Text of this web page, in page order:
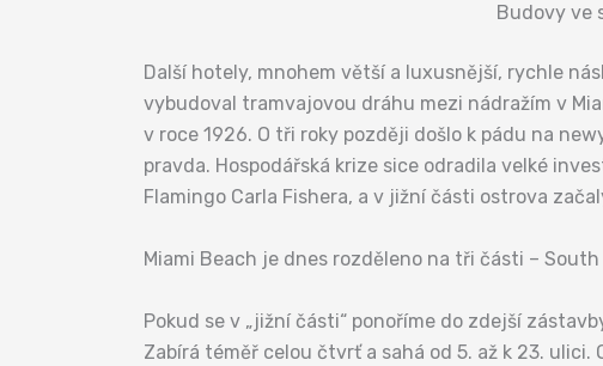
Budovy ve
Další hotely, mnohem větší a luxusnější, rychle
vybudoval tramvajovou dráhu mezi nádražím v
v roce 1926. O tři roky později došlo k pádu na
pravda. Hospodářská krize sice odradila velké
Flamingo Carla Fishera, a v jižní části ostrova
Miami Beach je dnes rozděleno na tři části –
Pokud se v „jižní části“ ponoříme do zdejší
Zabírá téměř celou čtvrť a sahá od 5. až k 23.